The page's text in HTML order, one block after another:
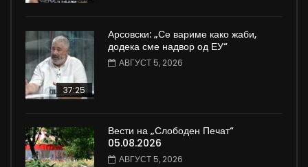
37:25
Арсовски: „Се вариме како жаби,
додека сме надвор од ЕУ“
АВГУСТ 5, 2026
Вести на „Слободен Печат“
05.08.2026
АВГУСТ 5, 2026